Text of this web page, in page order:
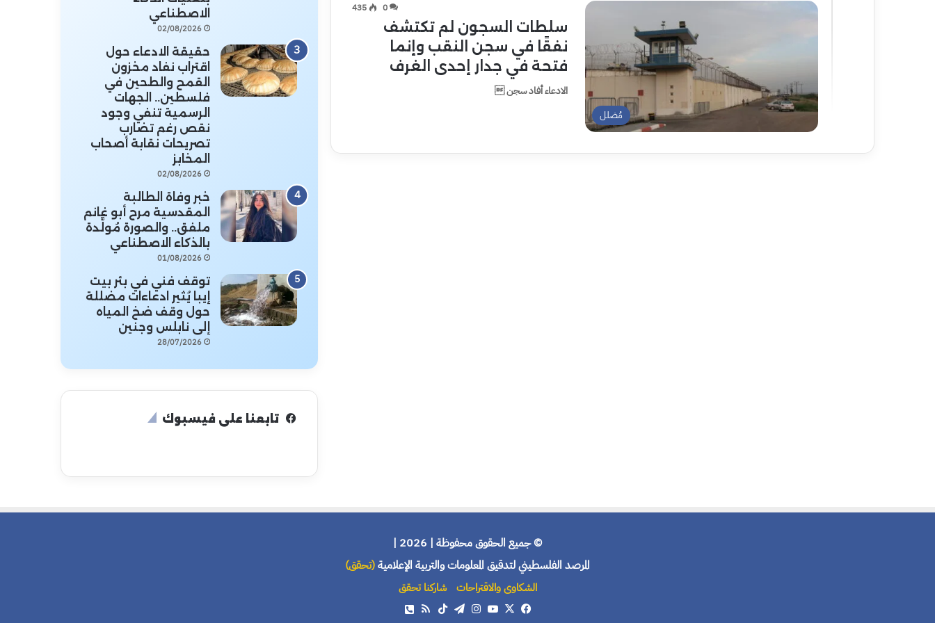
مُضلل
0
435
سلطات السجون لم تكتشف
نفقًا في سجن النقب وإنما
فتحة في جدار إحدى الغرف
الادعاء أفاد سجن 
الاصطناعي
02/08/2026
حقيقة الادعاء حول
اقتراب نفاد مخزون
القمح والطحين في
فلسطين.. الجهات
الرسمية تنفي وجود
نقص رغم تضارب
تصريحات نقابة أصحاب
المخابز
02/08/2026
خبر وفاة الطالبة
المقدسية مرح أبو غانم
ملفق.. والصورة مُولَّدة
بالذكاء الاصطناعي
01/08/2026
توقف فني في بئر بيت
إيبا يُثير ادعاءات مضللة
حول وقف ضخ المياه
إلى نابلس وجنين
28/07/2026
تابعنا على فيسبوك
© جميع الحقوق محفوظة | 2026 |
المرصد الفلسطيني لتدقيق المعلومات والتربية الإعلامية(تحقق)
الشكاوى والاقتراحات
شاركنا تحقق
فيسبوك
X يوتيوبانستقرامتيلقرام‫TikTokملخص